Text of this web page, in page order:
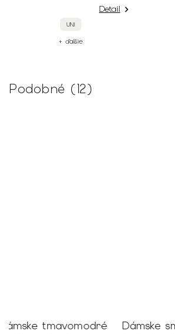
Detail
UNI
+ ďalšie
Podobné (12)
Dámske smaragdové